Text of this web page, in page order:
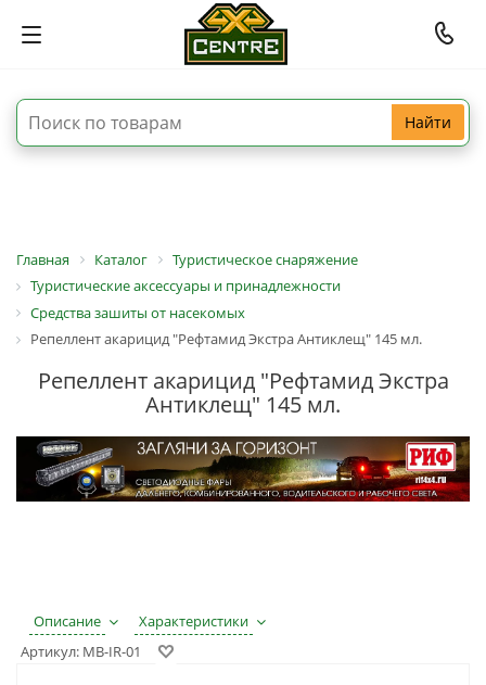
Найти
Главная Каталог
Туристическое снаряжение
Туристические аксессуары и принадлежности
Средства зашиты от насекомых
Репеллент акарицид "Рефтамид Экстра Антиклещ" 145 мл.
Репеллент акарицид "Рефтамид Экстра
Антиклещ" 145 мл.
Описание
Характеристики
Артикул: MB-IR-01